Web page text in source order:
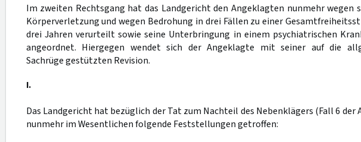
Im zweiten Rechtsgang hat das Landgericht den Angeklagten nunmehr wegen
Körperverletzung und wegen Bedrohung in drei Fällen zu einer
drei Jahren verurteilt sowie seine Unterbringung in einem psychiatrischen
angeordnet. Hiergegen wendet sich der Angeklagte mit seiner auf die
Sachrüge gestützten Revision.
I.
Das Landgericht hat bezüglich der Tat zum Nachteil des Nebenklägers (Fall 6 der
nunmehr im Wesentlichen folgende Feststellungen getroffen: